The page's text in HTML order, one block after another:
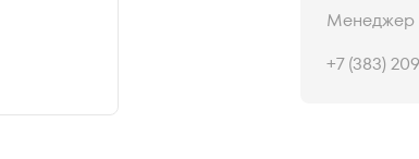
Менеджер
+7 (383)